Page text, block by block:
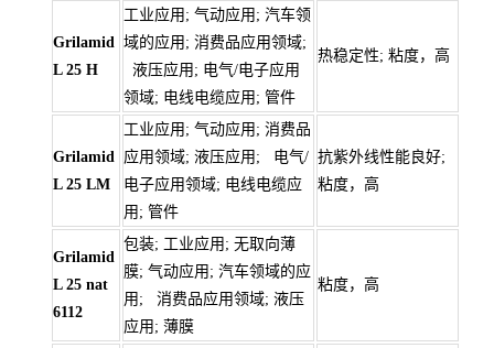
Grilamid
L 25 H
工业应用; 气动应用; 汽车领
域的应用; 消费品应用领域;
液压应用; 电气/电子应用
领域; 电线电缆应用; 管件
热稳定性; 粘度，高
Grilamid
L 25 LM
工业应用; 气动应用; 消费品
应用领域; 液压应用; 电气/
电子应用领域; 电线电缆应
用; 管件
抗紫外线性能良好;
粘度，高
Grilamid
L 25 nat
6112
包装; 工业应用; 无取向薄
膜; 气动应用; 汽车领域的应
用; 消费品应用领域; 液压
应用; 薄膜
粘度，高